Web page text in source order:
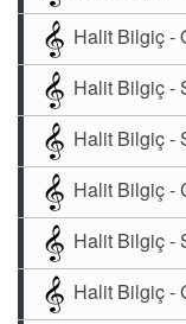
Halit Bilgiç -
Halit Bilgiç -
Halit Bilgiç -
Halit Bilgiç -
Halit Bilgiç -
Halit Bilgiç -